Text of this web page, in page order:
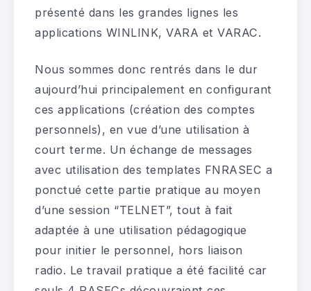
présenté dans les grandes lignes les
applications WINLINK, VARA et VARAC.
Nous sommes donc rentrés dans le dur
aujourd’hui principalement en configurant
ces applications (création des comptes
personnels), en vue d’une utilisation à
court terme. Un échange de messages
avec utilisation des templates FNRASEC a
ponctué cette partie pratique au moyen
d’une session “TELNET”, tout à fait
adaptée à une utilisation pédagogique
pour initier le personnel, hors liaison
radio. Le travail pratique a été facilité car